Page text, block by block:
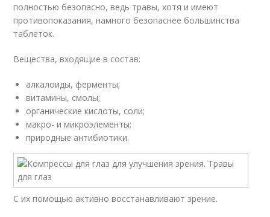
полностью безопасно, ведь травы, хотя и имеют
противопоказания, намного безопаснее большинства
таблеток.
Вещества, входящие в состав:
алкалоиды, ферменты;
витамины, смолы;
органические кислоты, соли;
макро- и микроэлементы;
природные антибиотики.
С их помощью активно восстанавливают зрение.